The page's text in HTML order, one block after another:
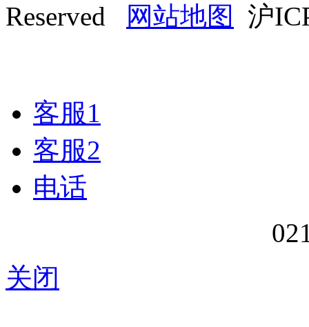
Reserved
网站地图 沪
客服1
客服2
电话
关闭